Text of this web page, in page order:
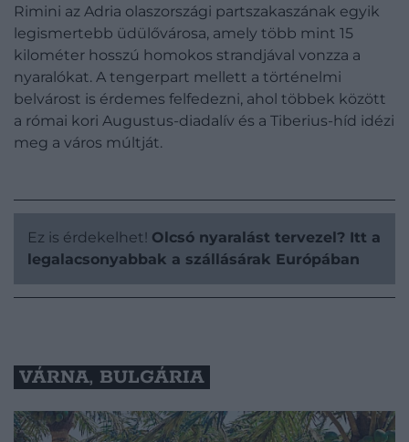
Rimini az Adria olaszországi partszakaszának egyik
legismertebb üdülővárosa, amely több mint 15
kilométer hosszú homokos strandjával vonzza a
nyaralókat. A tengerpart mellett a történelmi
belvárost is érdemes felfedezni, ahol többek között
a római kori Augustus-diadalív és a Tiberius-híd idézi
meg a város múltját.
Ez is érdekelhet! Olcsó nyaralást tervezel? Itt a
legalacsonyabbak a szállásárak Európában
VÁRNA, BULGÁRIA